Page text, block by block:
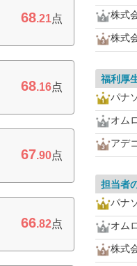
68.21点
68.16点
67.90点
66.82点
株式
株式
福利厚
パナ
オム
アデ
担当者
パナ
オム
株式